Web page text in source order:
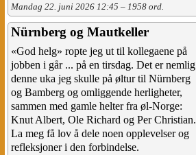
Mandag 22. juni 2026 12:45 – 1958 ord.
Nürnberg og Mautkeller
«God helg» ropte jeg ut til kollegaene på
jobben i går ... på en tirsdag. Det er nemlig
denne uka jeg skulle på øltur til Nürnberg
og Bamberg og omliggende herligheter,
sammen med gamle helter fra øl-Norge:
Knut Albert, Ole Richard og Per Christian.
La meg få lov å dele noen opplevelser og
refleksjoner i den forbindelse.